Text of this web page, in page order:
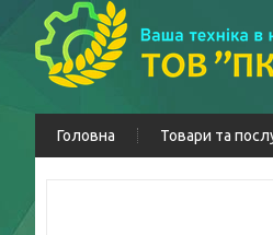
Головна Товари та